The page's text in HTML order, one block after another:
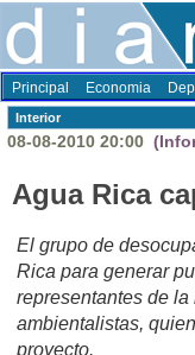
Principal Economia
Interior
08-08-2010 20:00
Agua Rica
El grupo de
Rica para generar
representantes de
ambientalistas,
proyecto.